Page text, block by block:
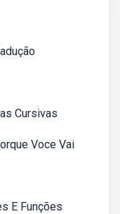
Cursivas
Voce Vai
E Funções